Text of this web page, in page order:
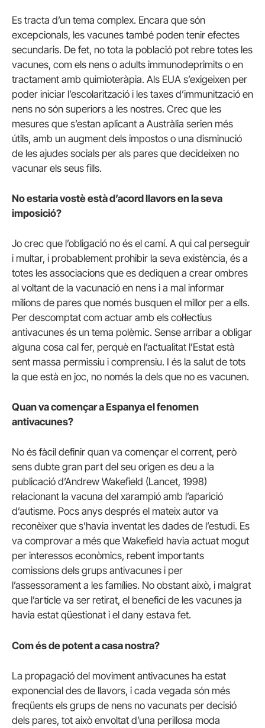
Es tracta d’un tema complex. Encara que són
excepcionals, les vacunes també poden tenir efectes
secundaris. De fet, no tota la població pot rebre totes les
vacunes, com els nens o adults immunodeprimits o en
tractament amb quimioteràpia. Als EUA s’exigeixen per
poder iniciar l’escolarització i les taxes d’immunització en
nens no són superiors a les nostres. Crec que les
mesures que s’estan aplicant a Austràlia serien més
útils, amb un augment dels impostos o una disminució
de les ajudes socials per als pares que decideixen no
vacunar els seus fills.
No estaria vostè està d’acord llavors en la seva
imposició?
Jo crec que l’obligació no és el camí. A qui cal perseguir
i multar, i probablement prohibir la seva existència, és a
totes les associacions que es dediquen a crear ombres
al voltant de la vacunació en nens i a mal informar
milions de pares que només busquen el millor per a ells.
Per descomptat com actuar amb els col·lectius
antivacunes és un tema polèmic. Sense arribar a obligar
alguna cosa cal fer, perquè en l’actualitat l’Estat està
sent massa permissiu i comprensiu. I és la salut de tots
la que està en joc, no només la dels que no es vacunen.
Quan va començar a Espanya el fenomen
antivacunes?
No és fàcil definir quan va començar el corrent, però
sens dubte gran part del seu origen es deu a la
publicació d’Andrew Wakefield (Lancet, 1998)
relacionant la vacuna del xarampió amb l’aparició
d’autisme. Pocs anys després el mateix autor va
reconèixer que s’havia inventat les dades de l’estudi. Es
va comprovar a més que Wakefield havia actuat mogut
per interessos econòmics, rebent importants
comissions dels grups antivacunes i per
l’assessorament a les famílies. No obstant això, i malgrat
que l’article va ser retirat, el benefici de les vacunes ja
havia estat qüestionat i el dany estava fet.
Com és de potent a casa nostra?
La propagació del moviment antivacunes ha estat
exponencial des de llavors, i cada vegada són més
freqüents els grups de nens no vacunats per decisió
dels pares, tot això envoltat d’una perillosa moda